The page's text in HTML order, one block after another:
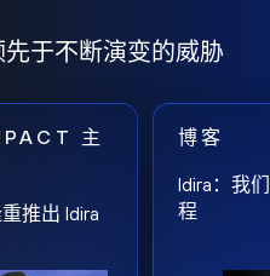
先于不断演变的威胁
主
推出 Idira
博客
Idira：我
程